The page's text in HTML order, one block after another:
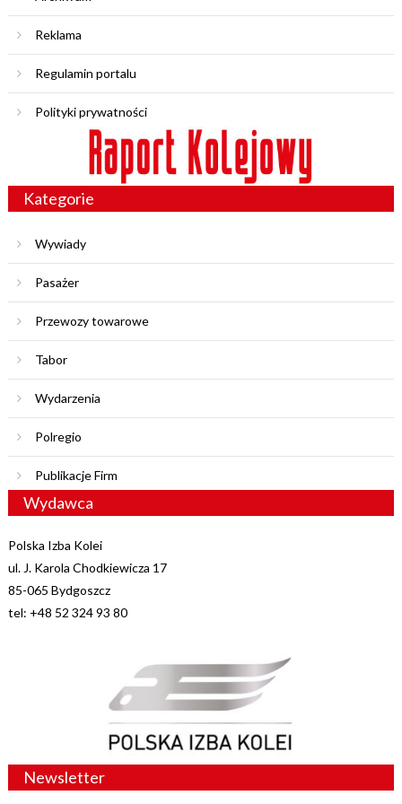
Reklama
Regulamin portalu
Polityki prywatności
Kategorie
Wywiady
Pasażer
Przewozy towarowe
Tabor
Wydarzenia
Polregio
Publikacje Firm
Wydawca
Polska Izba Kolei
ul. J. Karola Chodkiewicza 17
85-065 Bydgoszcz
tel: +48 52 324 93 80
Newsletter